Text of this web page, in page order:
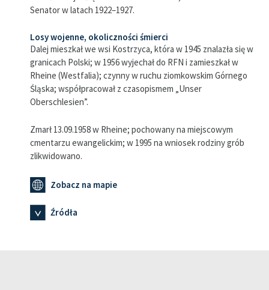
Senator w latach 1922–1927.
Losy wojenne, okoliczności śmierci
Dalej mieszkał we wsi Kostrzyca, która w 1945 znalazła się w
granicach Polski; w 1956 wyjechał do RFN i zamieszkał w
Rheine (Westfalia); czynny w ruchu ziomkowskim Górnego
Śląska; współpracował z czasopismem „Unser
Oberschlesien”.
Zmarł 13.09.1958 w Rheine; pochowany na miejscowym
cmentarzu ewangelickim; w 1995 na wniosek rodziny grób
zlikwidowano.
Zobacz na mapie
Źródła